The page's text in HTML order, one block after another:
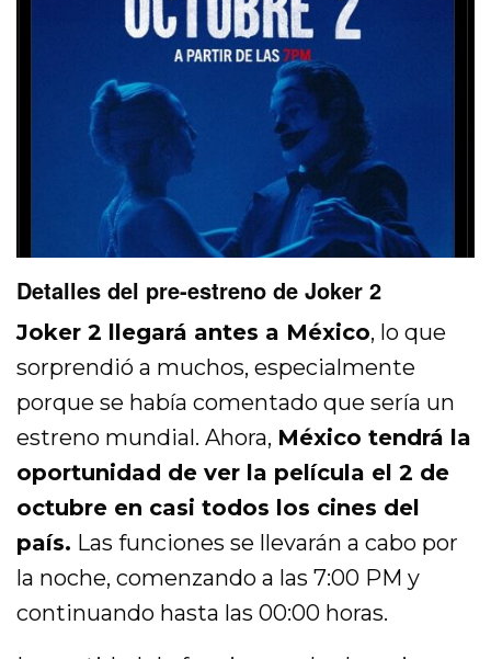
Detalles del pre-estreno de Joker 2
Joker 2 llegará antes a México, lo que
sorprendió a muchos, especialmente
porque se había comentado que sería un
estreno mundial. Ahora, México tendrá la
oportunidad de ver la película el 2 de
octubre en casi todos los cines del
país. Las funciones se llevarán a cabo por
la noche, comenzando a las 7:00 PM y
continuando hasta las 00:00 horas.